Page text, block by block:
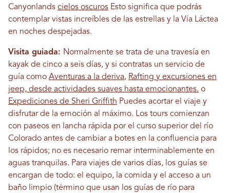
Canyonlands cielos oscuros Esto significa que podrás
contemplar vistas increíbles de las estrellas y la Vía Láctea
en noches despejadas.
Visita guiada: Normalmente se trata de una travesía en
kayak de cinco a seis días, y si contratas un servicio de
guía como Aventuras a la deriva, Rafting y excursiones en
jeep, desde actividades suaves hasta emocionantes. o
Expediciones de Sheri Griffith Puedes acortar el viaje y
disfrutar de la emoción al máximo. Los tours comienzan
con paseos en lancha rápida por el curso superior del río
Colorado antes de cambiar a botes en la confluencia para
los rápidos; no es necesario remar interminablemente en
aguas tranquilas. Para viajes de varios días, los guías se
encargan de todo: el equipo, la comida y el acceso a un
baño limpio (término que usan los guías de río para